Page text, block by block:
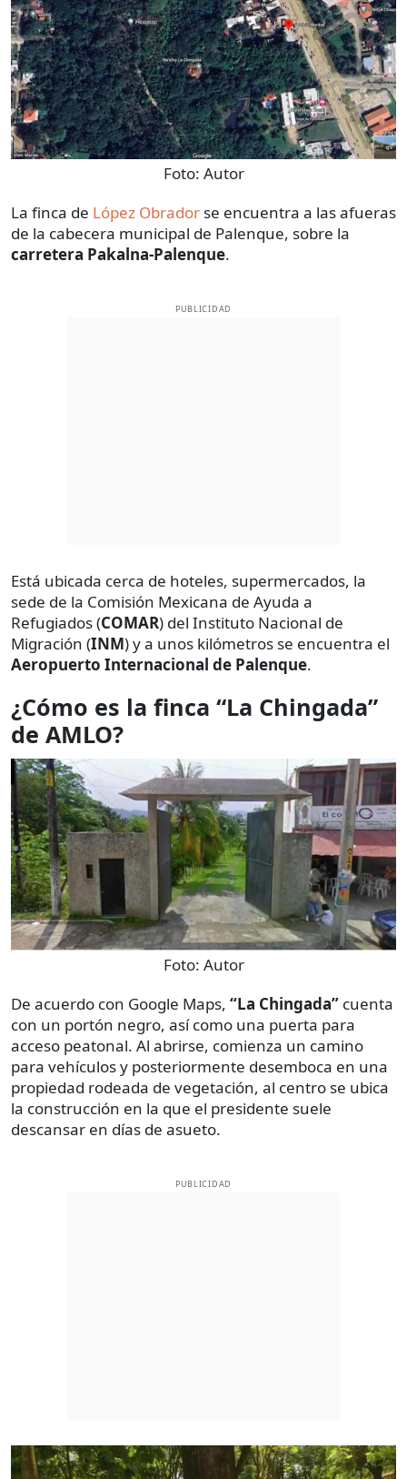
Foto: Autor
La finca de López Obrador se encuentra a las afueras
de la cabecera municipal de Palenque, sobre la
carretera Pakalna-Palenque.
PUBLICIDAD
Está ubicada cerca de hoteles, supermercados, la
sede de la Comisión Mexicana de Ayuda a
Refugiados (COMAR) del Instituto Nacional de
Migración (INM) y a unos kilómetros se encuentra el
Aeropuerto Internacional de Palenque.
¿Cómo es la finca “La Chingada”
de AMLO?
Foto: Autor
De acuerdo con Google Maps, “La Chingada” cuenta
con un portón negro, así como una puerta para
acceso peatonal. Al abrirse, comienza un camino
para vehículos y posteriormente desemboca en una
propiedad rodeada de vegetación, al centro se ubica
la construcción en la que el presidente suele
descansar en días de asueto.
PUBLICIDAD